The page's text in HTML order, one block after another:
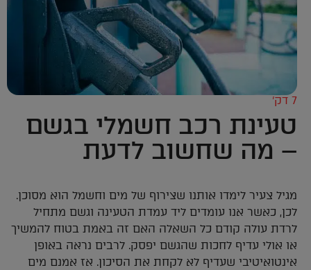
7 דק’
טעינת רכב חשמלי בגשם
– מה שחשוב לדעת
מגיל צעיר לימדו אותנו שצירוף של מים וחשמל הוא מסוכן.
לכן, כאשר אנו עומדים ליד עמדת הטעינה וגשם מתחיל
לרדת עולה קודם כל השאלה האם זה באמת בטוח להמשיך
או אולי עדיף לחכות שהגשם יפסק. לרבים נראה באופן
אינטואיטיבי שעדיף לא לקחת את הסיכון. אז אמנם מים